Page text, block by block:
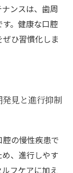
ンスは、歯周
。健康な口腔
ひ習慣化しま
見と進行抑制
の慢性疾患で
、進行しやす
フケアに加え